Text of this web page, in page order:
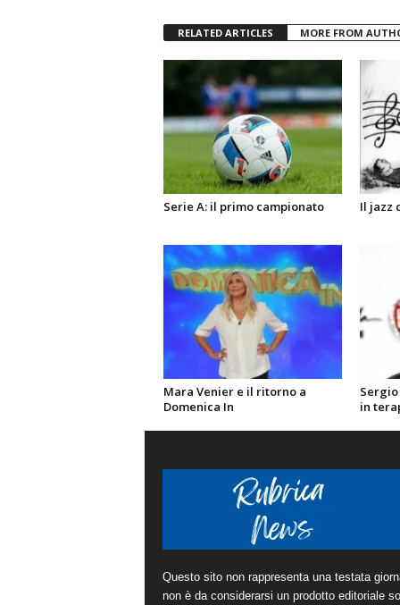
RELATED ARTICLES MORE FROM
Serie A: il primo campionato Il jazz
Mara Venier e il ritorno a
Domenica In
in
Questo sito non rappresenta una testata
non è da considerarsi un prodotto editoriale